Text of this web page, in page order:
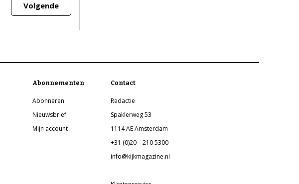
Volgende
Abonnementen
Abonneren
Nieuwsbrief
Mijn account
Contact
Redactie
Spaklerweg 53
1114 AE Amsterdam
+31 (0)20 – 210 5300
info@kijkmagazine.nl